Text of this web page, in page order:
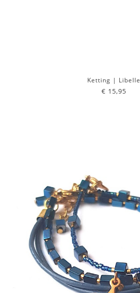
Ketting | Libelle
€ 15,95